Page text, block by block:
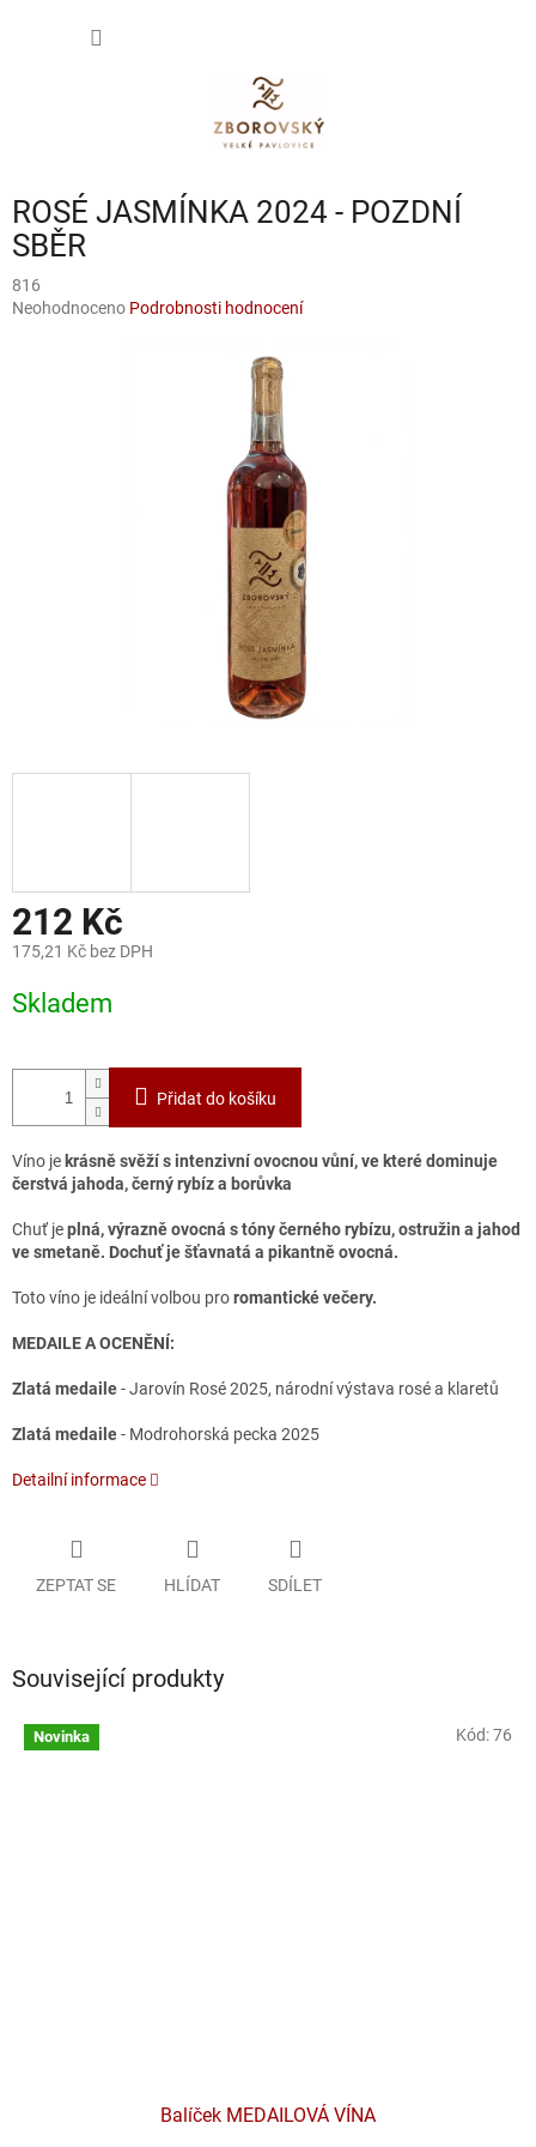
ROSÉ JASMÍNKA 2024 - POZDNÍ
SBĚR
816
Průměrné
Neohodnoceno Podrobnosti hodnocení
212 Kč
175,21 Kč bez DPH
cena:
Skladem
Přidat do košíku
Víno je krásně svěží s intenzivní ovocnou vůní, ve které dominuje
čerstvá jahoda, černý rybíz a borůvka
Chuť jeplná, výrazně ovocná s tóny černého rybízu, ostružin a jahod
ve smetaně. Dochuť je šťavnatá a pikantně ovocná.
Toto víno je ideální volbou proromantické večery.
MEDAILE A OCENĚNÍ:
Zlatá medaile- Jarovín Rosé 2025, národní výstava rosé a klaretů
Zlatá medaile- Modrohorská pecka 2025
Detailní informace
ZEPTAT SE HLÍDAT SDÍLET
Související produkty
Novinka
Balíček MEDAILOVÁ VÍNA
Kód:76